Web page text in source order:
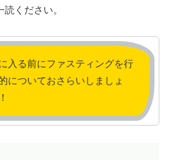
ください。
入る前にファスティングを行
についておさらいしましょ